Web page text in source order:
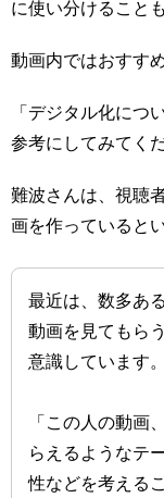
に使い分けること
動画内ではおすす
「デジタル化につ
参考にしてみてく
難波さんは、視聴
画を作っていると
最近は、数多あ
動画を見てもら
意識しています。
「この人の動画
らえるようなテ
性などを考える